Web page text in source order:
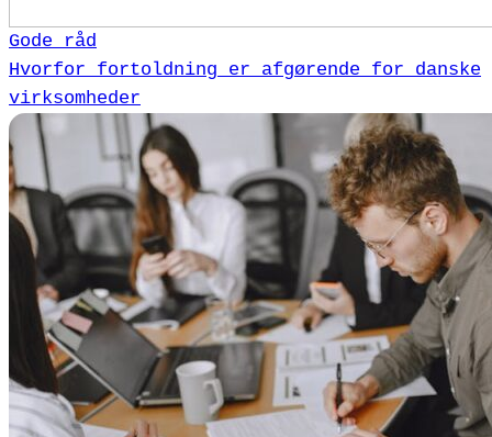
Gode råd
Hvorfor fortoldning er afgørende for danske
virksomheder